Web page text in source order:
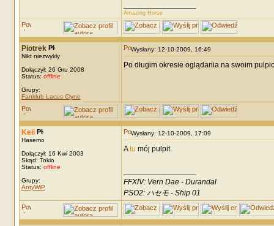
Amazing Horse
Piotrek
Nikt niezwykły
Dołączył: 26 Gru 2008
Status: offline
Grupy:
Fanklub Lacus Clyne
Wysłany: 12-10-2009, 16:49
Po długim okresie oglądania na swoim
Keii
Hasemo
Dołączył: 16 Kwi 2003
Skąd: Tokio
Status: offline
Grupy:
AntyWiP
Wysłany: 12-10-2009, 17:09
Atu mój pulpit.
FFXIV: Vern Dae - Durandal
PSO2: ハセモ - Ship 01